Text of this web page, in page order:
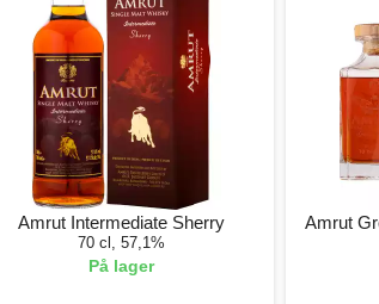
Amrut Intermediate Sherry
70 cl, 57,1%
På lager
Amrut